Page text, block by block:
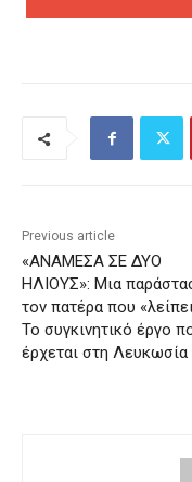
Previous article
«ΑΝΑΜΕΣΑ ΣΕ ΔΥΟ
ΗΛΙΟΥΣ»: Μια
τον πατέρα που
Το συγκινητικό έργο
έρχεται στη Λευκωσία